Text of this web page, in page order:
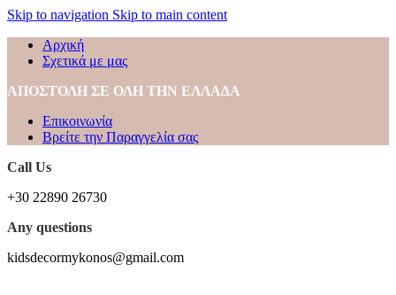
Skip to navigation Skip to main content
Αρχική
Σχετικά με μας
ΑΠΟΣΤΟΛΗ ΣΕ ΟΛΗ ΤΗΝ ΕΛΛΑΔΑ
Επικοινωνία
Βρείτε την Παραγγελία σας
Call Us
+30 22890 26730
Any questions
kidsdecormykonos@gmail.com